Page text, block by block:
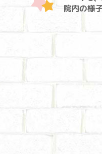
院内の様